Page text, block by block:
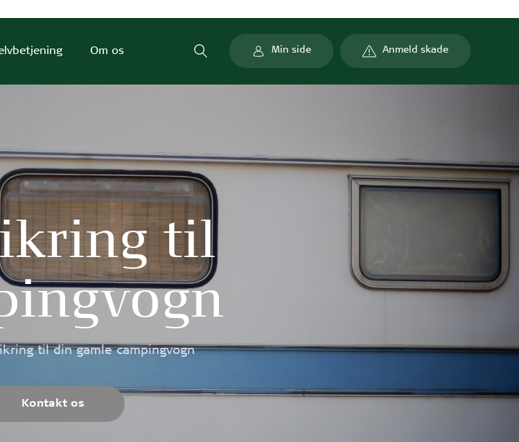
Om os Min side Anmeld skade
til
til din gamle campingvogn
Kontakt os